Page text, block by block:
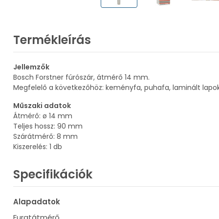
Termékleírás
Jellemzők
Bosch Forstner fúrószár, átmérő 14 mm.
Megfelelő a következőhöz: keményfa, puhafa, laminált
Műszaki adatok
Átmérő: ø 14 mm
Teljes hossz: 90 mm
Szárátmérő: 8 mm
Kiszerelés: 1 db
Specifikációk
Alapadatok